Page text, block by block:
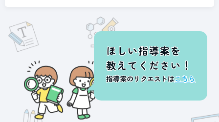
ほしい指導案を
教えてください！
指導案のリクエストはこちら